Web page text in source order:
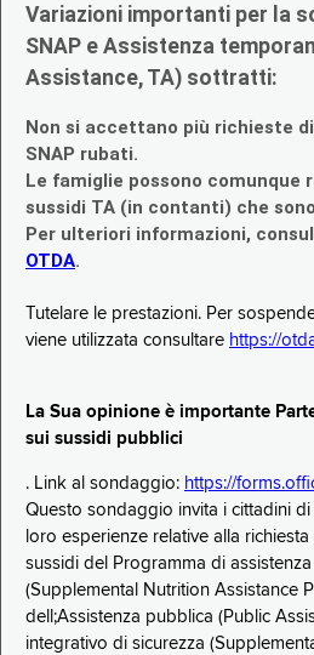
Variazioni importanti per la
SNAP e Assistenza
Assistance, TA) sottratti:
Non si accettano più richieste
SNAP rubati.
Le famiglie possono comunque
sussidi TA (in contanti) che
Per ulteriori informazioni,
OTDA.
Tutelare le prestazioni. Per
viene utilizzata consultare https://
La Sua opinione è importante
sui sussidi pubblici
. Link al sondaggio: https://
Questo sondaggio invita i cittadini
loro esperienze relative alla
sussidi del Programma di
(Supplemental Nutrition Assistance
dell;Assistenza pubblica (Public
integrativo di sicurezza